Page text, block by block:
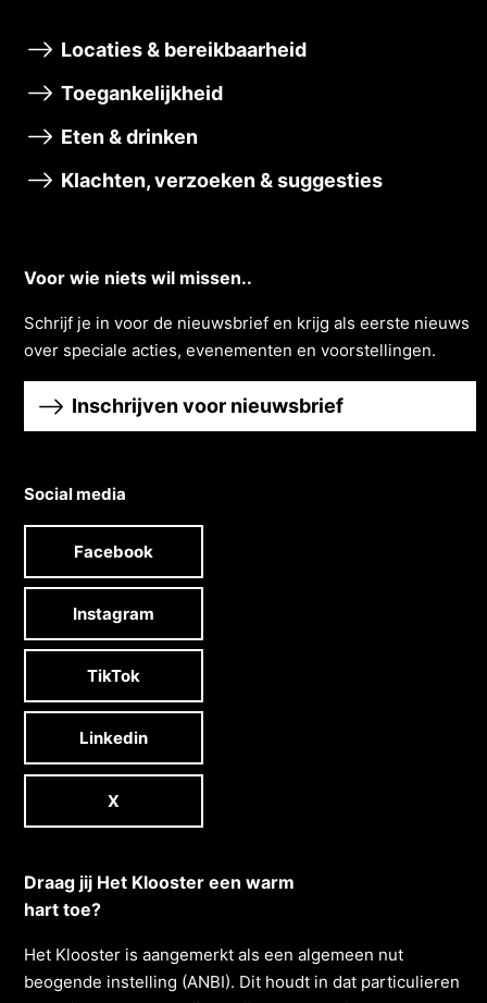
Locaties & bereikbaarheid
Toegankelijkheid
Eten & drinken
Klachten, verzoeken & suggesties
Voor wie niets wil missen..
Schrĳf je in voor de nieuwsbrief en krĳg als eerste nieuws
over speciale acties, evenementen en voorstellingen.
Inschrijven voor nieuwsbrief
Social media
Facebook
Instagram
TikTok
Linkedin
X
Draag jij Het Klooster een warm
hart toe?
Het Klooster is aangemerkt als een algemeen nut
beogende instelling (ANBI). Dit houdt in dat particulieren